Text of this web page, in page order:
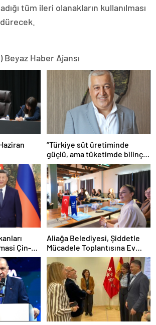
tüm ileri olanakların kullanılması
Beyaz Haber Ajansı
“Türkiye süt üretiminde
güçlü, ama tüketimde bilinç
şart”
Çin-
Aliağa Belediyesi, Şiddetle
Mücadele Toplantısına Ev
Sahipliği Yaptı